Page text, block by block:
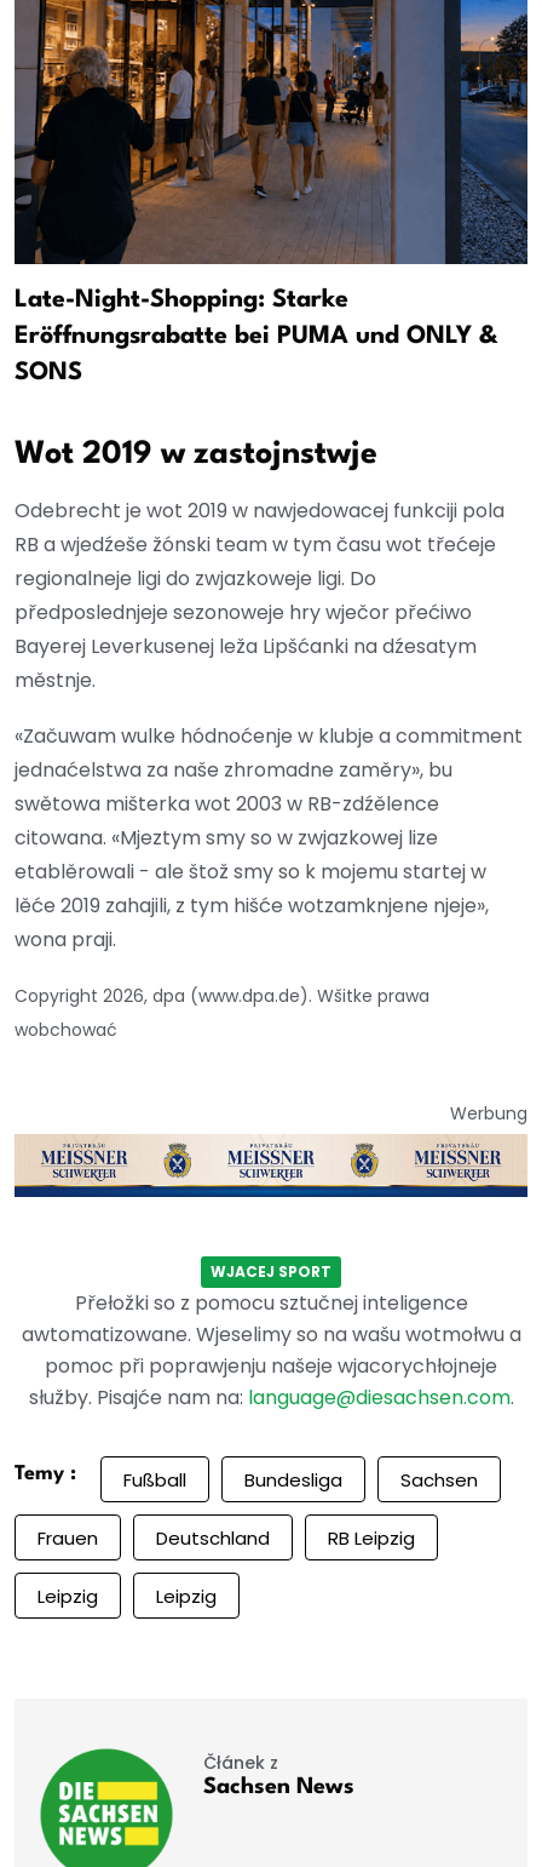
Late-Night-Shopping: Starke
Eröffnungsrabatte bei PUMA und ONLY &
SONS
Wot 2019 w zastojnstwje
Odebrecht je wot 2019 w nawjedowacej funkciji pola
RB a wjedźeše žónski team w tym času wot třećeje
regionalneje ligi do zwjazkoweje ligi. Do
předposlednjeje sezonoweje hry wječor přećiwo
Bayerej Leverkusenej leža Lipšćanki na dźesatym
městnje.
«Začuwam wulke hódnoćenje w klubje a commitment
jednaćelstwa za naše zhromadne zaměry», bu
swětowa mišterka wot 2003 w RB-zdźělence
citowana. «Mjeztym smy so w zwjazkowej lize
etablěrowali - ale štož smy so k mojemu startej w
lěće 2019 zahajili, z tym hišće wotzamknjene njeje»,
wona praji.
Copyright 2026, dpa (www.dpa.de). Wšitke prawa
wobchować
Werbung
WJACEJ SPORT
Přełožki so z pomocu sztučnej inteligence
awtomatizowane. Wjeselimy so na wašu wotmołwu a
pomoc při poprawjenju našeje wjacorychłojneje
słužby. Pisajće nam na: language@diesachsen.com.
Temy : Fußball Bundesliga Sachsen
Frauen Deutschland RB Leipzig
Leipzig Leipzig
Čłánek z
Sachsen News